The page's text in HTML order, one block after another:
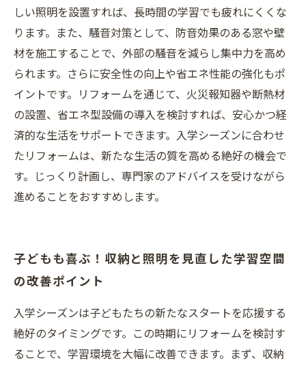
しい照明を設置すれば、長時間の学習でも疲れにくくな
ります。また、騒音対策として、防音効果のある窓や壁
材を施工することで、外部の騒音を減らし集中力を高め
られます。さらに安全性の向上や省エネ性能の強化もポ
イントです。リフォームを通じて、火災報知器や断熱材
の設置、省エネ型設備の導入を検討すれば、安心かつ経
済的な生活をサポートできます。入学シーズンに合わせ
たリフォームは、新たな生活の質を高める絶好の機会で
す。じっくり計画し、専門家のアドバイスを受けながら
進めることをおすすめします。
子どもも喜ぶ！収納と照明を見直した学習空間
の改善ポイント
入学シーズンは子どもたちの新たなスタートを応援する
絶好のタイミングです。この時期にリフォームを検討す
ることで、学習環境を大幅に改善できます。まず、収納